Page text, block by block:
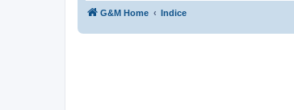
G&M Home Indice